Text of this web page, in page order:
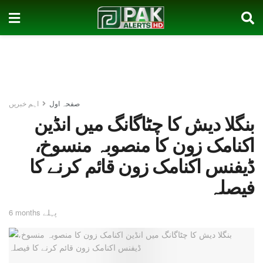
صفحہ اول اہم خبریں
بنگلا دیش کا چٹاگانگ میں انڈین
اکنامک زون کا منصوبہ منسوخ،
ڈیفنس اکنامک زون قائم کرنے کا
فیصلہ
6 months پہلے